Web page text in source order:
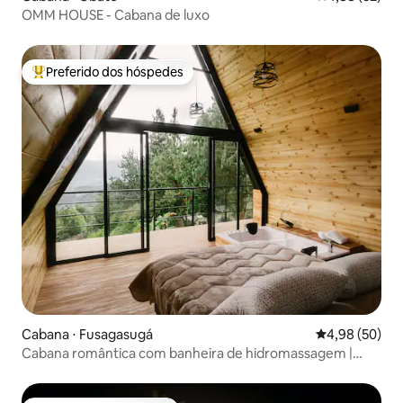
OMM HOUSE - Cabana de luxo
Entre os melhores preferidos dos hóspedes
Preferido dos hóspedes
Cabana ⋅ Fusagasugá 4,98 de uma
4,98 (50)
Cabana romântica com banheira de hidromassagem |